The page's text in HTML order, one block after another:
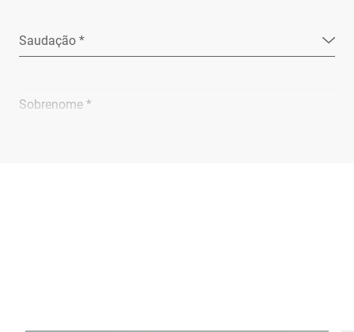
Saudação *
Sobrenome *